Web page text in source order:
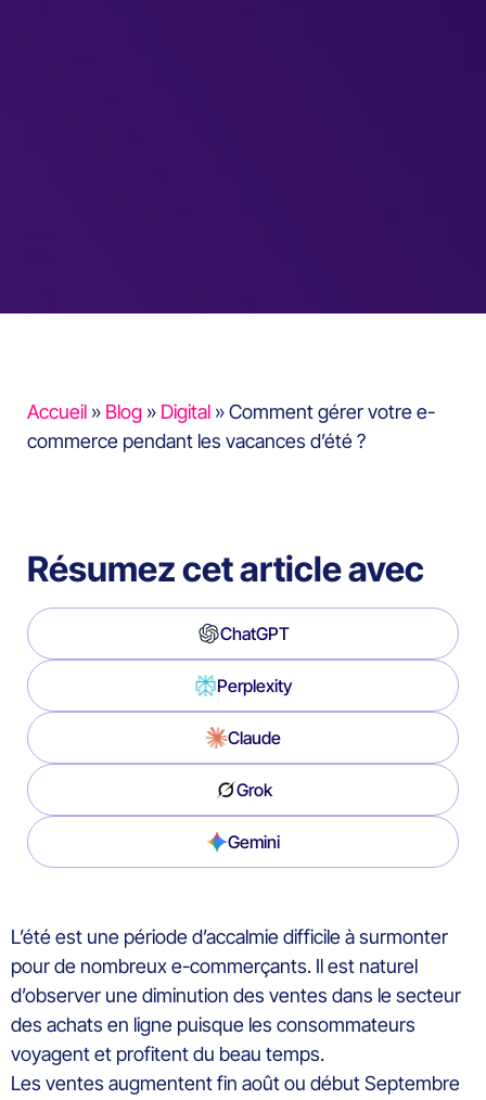
Accueil » Blog » Digital »Comment gérer votre e-
commerce pendant les vacances d’été ?
Résumez cet article avec
ChatGPT
Perplexity
Claude
Grok
Gemini
L’été est une période d’accalmie difficile à surmonter
pour de nombreux e-commerçants. Il est naturel
d’observer une diminution des ventes dans le secteur
des achats en ligne puisque les consommateurs
voyagent et profitent du beau temps.
Les ventes augmentent fin août ou début Septembre